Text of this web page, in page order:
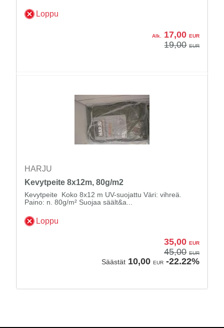
Loppu
Alk. 17,00 EUR
19,00 EUR
HARJU
Kevytpeite 8x12m, 80g/m2
Kevytpeite Koko 8x12 m UV-suojattu Väri: vihreä.
Paino: n. 80g/m² Suojaa säält&a...
Loppu
35,00 EUR
45,00 EUR
Säästät 10,00 EUR -22.22%